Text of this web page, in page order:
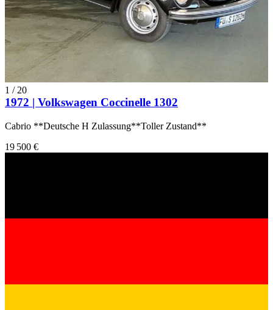
1 / 20
1972 | Volkswagen Coccinelle 1302
Cabrio **Deutsche H Zulassung**Toller Zustand**
19 500 €